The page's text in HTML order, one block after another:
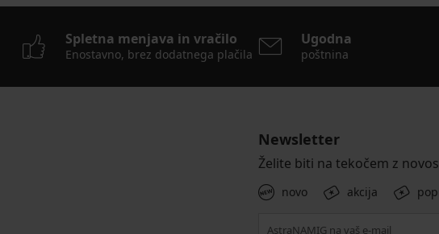
Spletna menjava in vračilo
Enostavno, brez dodatnega plačila
Ugodna
poštnina
Newsletter
Želite biti na tekočem z
novo akcija